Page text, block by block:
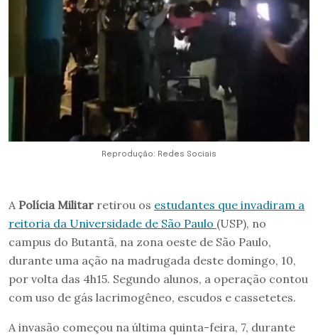
Reprodução: Redes Sociais
A Polícia Militar retirou os estudantes que invadiram a
reitoria da Universidade de São Paulo (USP), no
campus do Butantã, na zona oeste de São Paulo,
durante uma ação na madrugada deste domingo, 10,
por volta das 4h15. Segundo alunos, a operação contou
com uso de gás lacrimogêneo, escudos e cassetetes.
A invasão começou na última quinta-feira, 7, durante